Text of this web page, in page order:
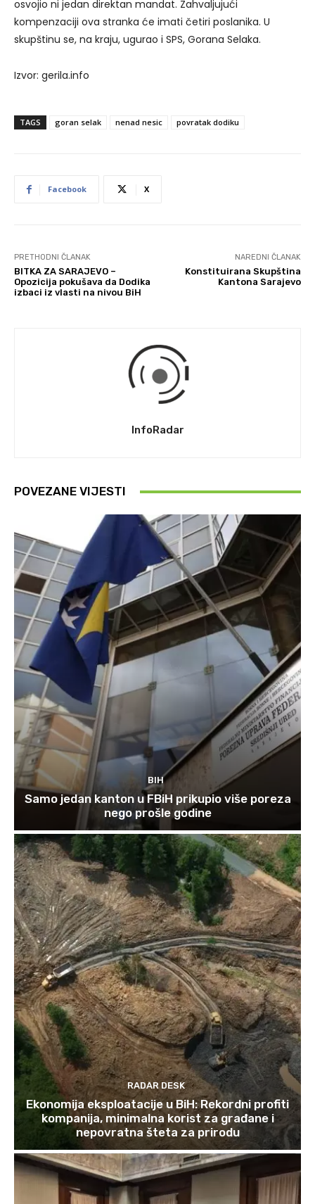
osvojio ni jedan direktan mandat. Zahvaljujući
kompenzaciji ova stranka će imati četiri poslanika. U
skupštinu se, na kraju, ugurao i SPS, Gorana Selaka.
Izvor: gerila.info
TAGS goran selak nenad nesic povratak dodiku
Facebook X
PRETHODNI ČLANAK
BITKA ZA SARAJEVO –
Opozicija pokušava da Dodika
izbaci iz vlasti na nivou BiH
NAREDNI ČLANAK
Konstituirana Skupština
Kantona Sarajevo
InfoRadar
POVEZANE VIJESTI
BIH
Samo jedan kanton u FBiH prikupio više poreza
nego prošle godine
RADAR DESK
Ekonomija eksploatacije u BiH: Rekordni profiti
kompanija, minimalna korist za građane i
nepovratna šteta za prirodu